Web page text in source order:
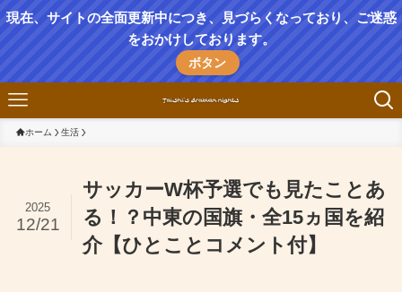
現在、サイトの全面更新中につき、見づらくなっており、ご迷惑
をおかけしております。
ボタン
ホーム 生活
サッカーW杯予選でも見たことあ
る！？中東の国旗・全15ヵ国を紹
介【ひとことコメント付】
2025
12/21